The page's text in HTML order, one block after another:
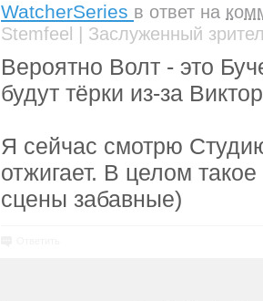
WatcherSeries в ответ на
Stemfeel | Заслуженный
Вероятно Волт - это
будут тёрки из-за
Я сейчас смотрю
отжигает. В целом
сцены забавные)